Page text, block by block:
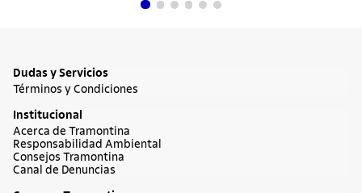
inoxidable con superficie diamantada y